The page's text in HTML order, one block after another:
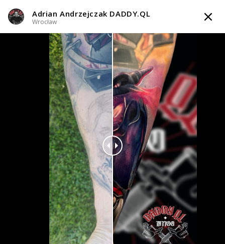
TATTOOARTIST
Adrian Andrzejczak DADDY.QL
Wrocław
Styl tatuażu: Abstrakcyjny / Black & Grey / Graficzny / Sketch /
Minimalizm / Newschool / Graffiti / Cartooni 3 więcej
WIADOMOŚĆ
TATTOO LIFE INFO
Adrian Andrzejczak DADDY.QL
Wrocław